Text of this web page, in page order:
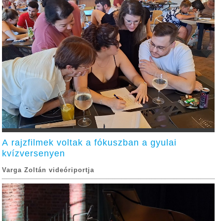
A rajzfilmek voltak a fókuszban a gyulai
kvízversenyen
Varga Zoltán videóriportja